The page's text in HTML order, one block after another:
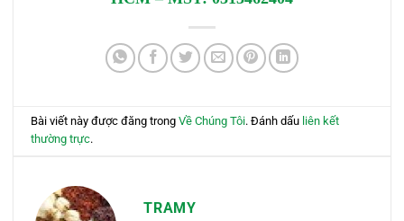
Bài viết này được đăng trongVề Chúng Tôi. Đánh dấu liên kết
thường trực.
TRAMY